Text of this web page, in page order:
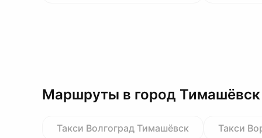
Маршруты в город Тимашёвск
Такси Волгоград Тимашёвск Такси